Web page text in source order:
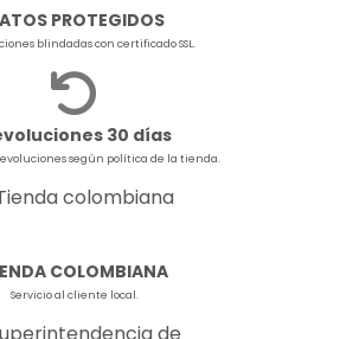
PROTEGIDOS
blindadas con certificado SSL.
30 días
según política de la tienda.
COLOMBIANA
Servicio al cliente local.